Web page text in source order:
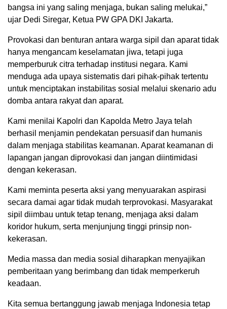
bangsa ini yang saling menjaga, bukan saling melukai,”
ujar Dedi Siregar, Ketua PW GPA DKI Jakarta.
Provokasi dan benturan antara warga sipil dan aparat tidak
hanya mengancam keselamatan jiwa, tetapi juga
memperburuk citra terhadap institusi negara. Kami
menduga ada upaya sistematis dari pihak-pihak tertentu
untuk menciptakan instabilitas sosial melalui skenario adu
domba antara rakyat dan aparat.
Kami menilai Kapolri dan Kapolda Metro Jaya telah
berhasil menjamin pendekatan persuasif dan humanis
dalam menjaga stabilitas keamanan. Aparat keamanan di
lapangan jangan diprovokasi dan jangan diintimidasi
dengan kekerasan.
Kami meminta peserta aksi yang menyuarakan aspirasi
secara damai agar tidak mudah terprovokasi. Masyarakat
sipil diimbau untuk tetap tenang, menjaga aksi dalam
koridor hukum, serta menjunjung tinggi prinsip non-
kekerasan.
Media massa dan media sosial diharapkan menyajikan
pemberitaan yang berimbang dan tidak memperkeruh
keadaan.
Kita semua bertanggung jawab menjaga Indonesia tetap